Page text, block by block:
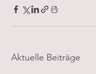
Aktuelle Beiträge